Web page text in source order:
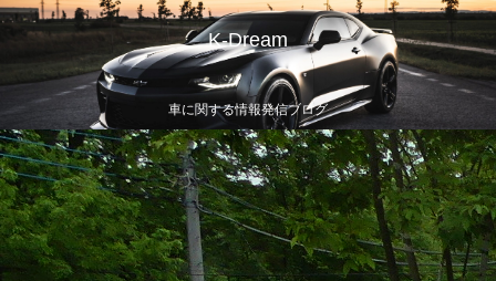
K-Dream
車に関する情報発信ブログ